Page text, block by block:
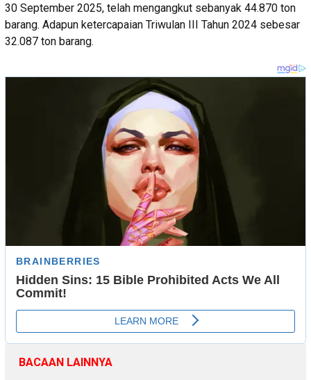
30 September 2025, telah mengangkut sebanyak 44.870 ton
barang. Adapun ketercapaian Triwulan III Tahun 2024 sebesar
32.087 ton barang.
BACAAN LAINNYA